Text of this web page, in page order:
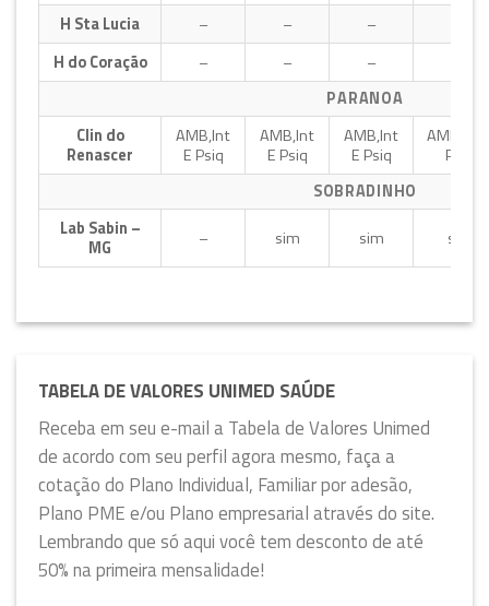
H Sta Lucia
– – –
H do Coração
– – –
PARANOA
Clin do
Renascer
AMB,Int
E Psiq
AMB,Int
E Psiq
AMB,Int
E Psiq
AMB,Int
Psiq
SOBRADINHO
Lab Sabin –
MG
– sim sim sim
TABELA DE VALORES UNIMED SAÚDE
Receba em seu e-mail a Tabela de Valores Unimed
de acordo com seu perfil agora mesmo, faça a
cotação do Plano Individual, Familiar por adesão,
Plano PME e/ou Plano empresarial através do site.
Lembrando que só aqui você tem desconto de até
50% na primeira mensalidade!